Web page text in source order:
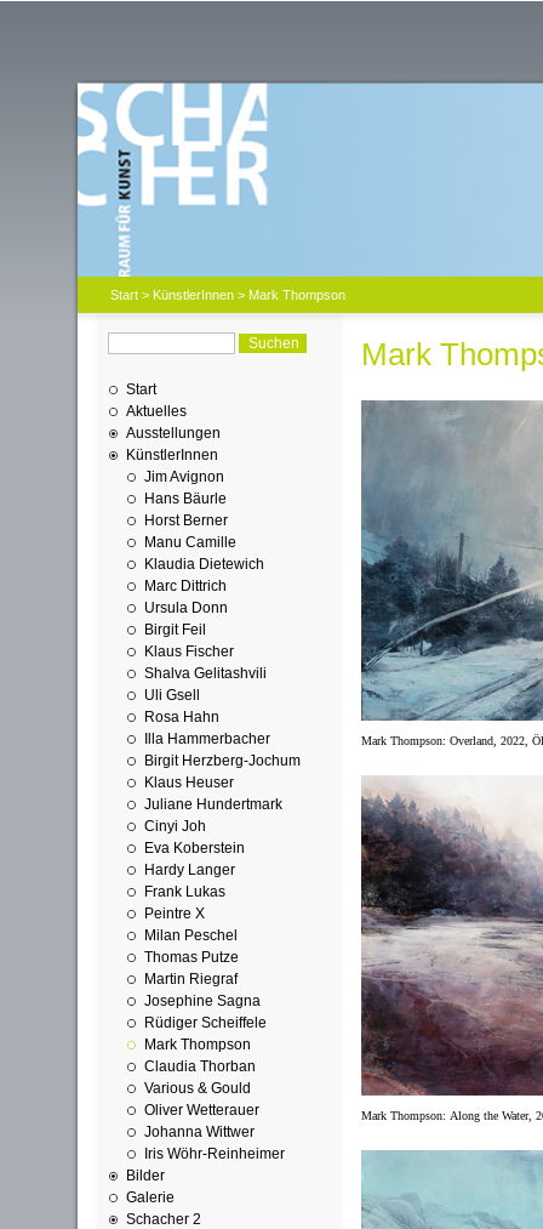
Start> KünstlerInnen> Mark Thompson
Start
Aktuelles
Ausstellungen
KünstlerInnen
Jim Avignon
Hans Bäurle
Horst Berner
Manu Camille
Klaudia Dietewich
Marc Dittrich
Ursula Donn
Birgit Feil
Klaus Fischer
Shalva Gelitashvili
Uli Gsell
Rosa Hahn
Illa Hammerbacher
Birgit Herzberg-Jochum
Klaus Heuser
Juliane Hundertmark
Cinyi Joh
Eva Koberstein
Hardy Langer
Frank Lukas
Peintre X
Milan Peschel
Thomas Putze
Martin Riegraf
Josephine Sagna
Rüdiger Scheiffele
Mark Thompson
Claudia Thorban
Various & Gould
Oliver Wetterauer
Johanna Wittwer
Iris Wöhr-Reinheimer
Bilder
Galerie
Schacher 2
Mark
Mark Thompson: Overland, 2022,
Mark Thompson: Along the Water,